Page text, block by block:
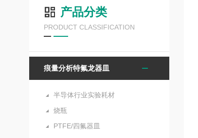
产品分类
PRODUCT CLASSIFICATION
痕量分析特氟龙器皿
半导体行业实验耗材
烧瓶
PTFE/四氟器皿